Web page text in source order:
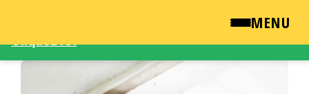
MENU
QUI SOMMES NOUS ?
Passer
Une demande d'intervention – Une question ?